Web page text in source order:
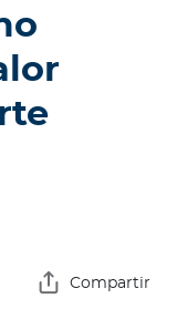
Compartir